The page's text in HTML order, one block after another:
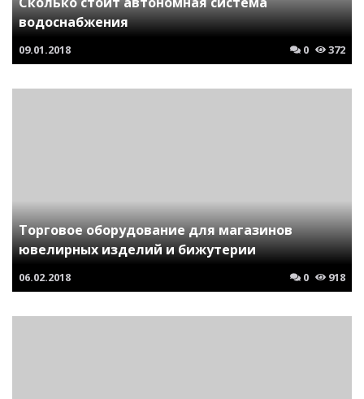
водоснабжения
09.01.2018 0 372
Торговое оборудование для магазинов
ювелирных изделий и бижутерии
06.02.2018 0 918